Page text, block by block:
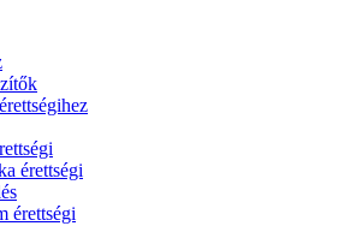
érettségi
érettségi